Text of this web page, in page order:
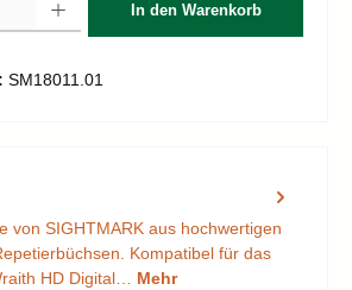
In den Warenkorb
SM18011.01
von SIGHTMARK aus hochwertigen
Kompatibel für das
HD Digital… Mehr